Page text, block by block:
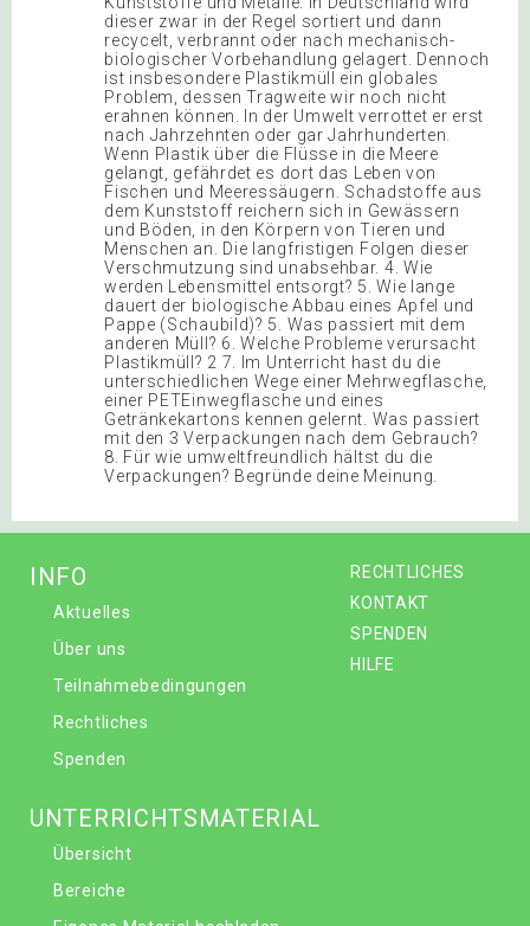
dieser zwar in der Regel sortiert und dann
recycelt, verbrannt oder nach mechanisch-
biologischer Vorbehandlung gelagert. Dennoch
ist insbesondere Plastikmüll ein globales
Problem, dessen Tragweite wir noch nicht
erahnen können. In der Umwelt verrottet er erst
nach Jahrzehnten oder gar Jahrhunderten.
Wenn Plastik über die Flüsse in die Meere
gelangt, gefährdet es dort das Leben von
Fischen und Meeressäugern. Schadstoffe aus
dem Kunststoff reichern sich in Gewässern
und Böden, in den Körpern von Tieren und
Menschen an. Die langfristigen Folgen dieser
Verschmutzung sind unabsehbar. 4. Wie
werden Lebensmittel entsorgt? 5. Wie lange
dauert der biologische Abbau eines Apfel und
Pappe (Schaubild)? 5. Was passiert mit dem
anderen Müll? 6. Welche Probleme verursacht
Plastikmüll? 2 7. Im Unterricht hast du die
unterschiedlichen Wege einer Mehrwegflasche,
einer PETEinwegflasche und eines
Getränkekartons kennen gelernt. Was passiert
mit den 3 Verpackungen nach dem Gebrauch?
8. Für wie umweltfreundlich hältst du die
Verpackungen? Begründe deine Meinung.
RECHTLICHES
KONTAKT
SPENDEN
HILFE
INFO
Aktuelles
Über uns
Teilnahmebedingungen
Rechtliches
Spenden
UNTERRICHTSMATERIAL
Übersicht
Bereiche